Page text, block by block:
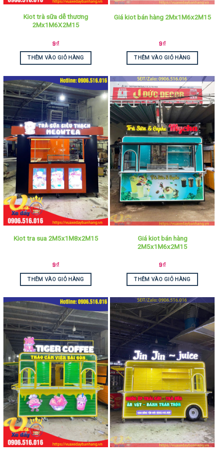
Kiot trà sữa dễ thương
2Mx1M6X2M15
9₫
THÊM VÀO GIỎ HÀNG
Giá kiot bán hàng 2Mx1M6x2M15
9₫
THÊM VÀO GIỎ HÀNG
Kiot tra sua 2M5x1M8x2M15
9₫
THÊM VÀO GIỎ HÀNG
Giá kiot bán hàng
2M5x1M6x2M15
9₫
THÊM VÀO GIỎ HÀNG